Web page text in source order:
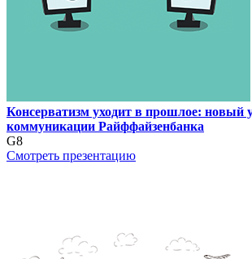
Консерватизм уходит в прошлое: новый
коммуникации Райффайзенбанка
G8
Смотреть презентацию